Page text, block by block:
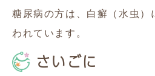
糖尿病の方は、白癬（水虫）
われています。
さいごに